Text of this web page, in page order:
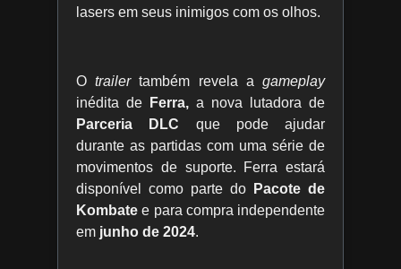
lasers em seus inimigos com os olhos.
Otrailertambém revela agameplay
inédita de
Ferra, a nova lutadora de
Parceria DLC que pode ajudar
durante as partidas com uma série de
movimentos de suporte. Ferra estará
disponível como parte do
Pacote de
Kombate e para compra independente
em junho de 2024.